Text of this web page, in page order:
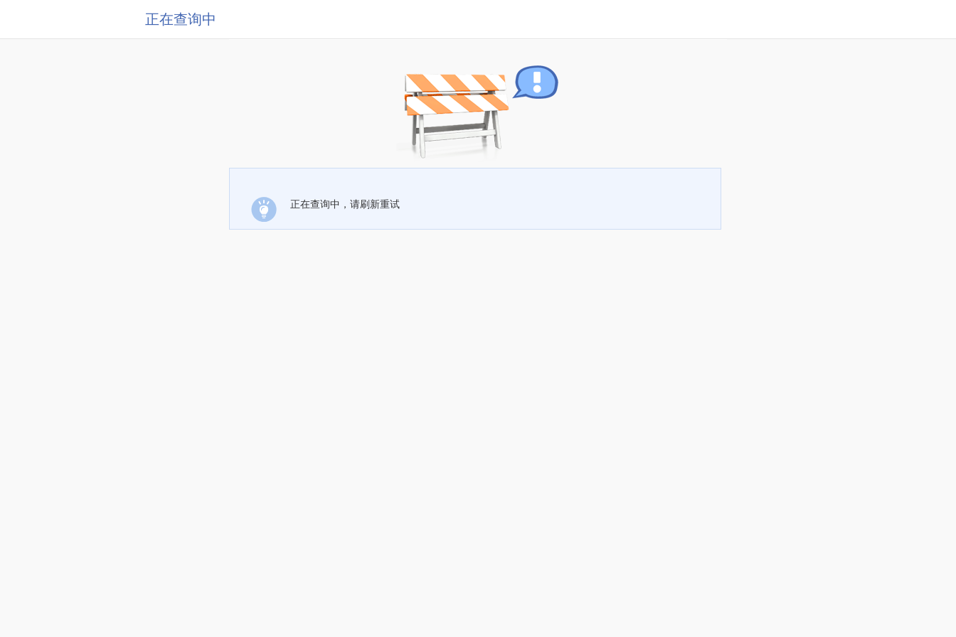
正在查询中
正在查询中，请刷新重试